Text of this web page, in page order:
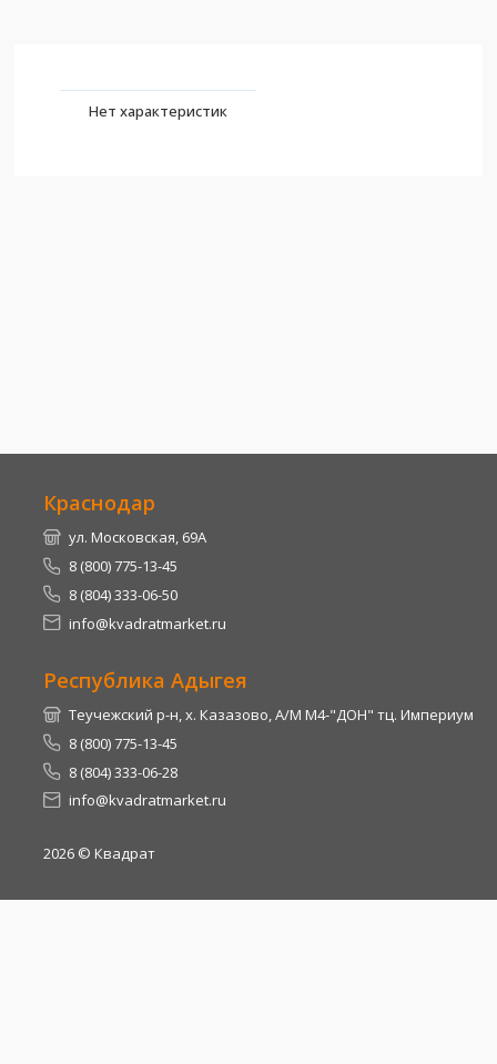
Нет характеристик
Краснодар
ул. Московская, 69А
8 (800) 775-13-45
8 (804) 333-06-50
info@kvadratmarket.ru
Республика Адыгея
Теучежский р-н, х. Казазово, А/М М4-"ДОН" тц. Империум
8 (800) 775-13-45
8 (804) 333-06-28
info@kvadratmarket.ru
2026 © Квадрат